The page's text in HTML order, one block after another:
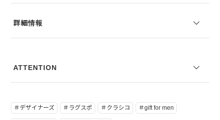
詳細情報
ATTENTION
＃デザイナーズ ＃ラグスポ ＃クラシコ ＃gift for men